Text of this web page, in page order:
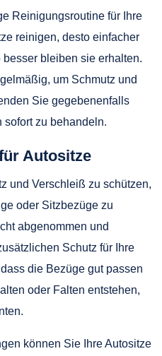
Reinigungsroutine für Ihre
reinigen, desto einfacher
bleiben sie erhalten.
um Schmutz und
Sie gegebenenfalls
sofort zu behandeln.
Autositze
und Verschleiß zu schützen,
oder Sitzbezüge zu
abgenommen und
Schutz für Ihre
die Bezüge gut passen
oder Falten entstehen,
können Sie Ihre Autositze